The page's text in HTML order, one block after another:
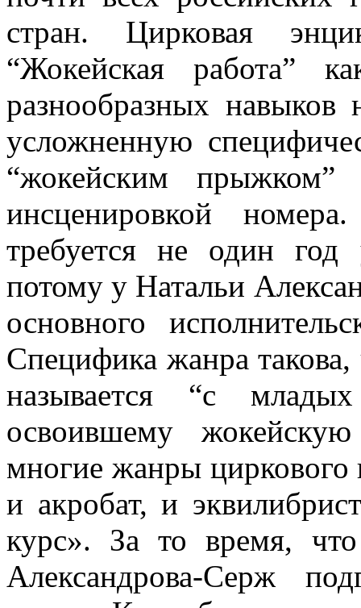
стран. Цирковая
“Жокейская работа”
разнообразных навыков
усложненную
“жокейским
инсценировкой
требуется не один
потому у Натальи
основного
Специфика жанра такова,
называется “с
освоившему
многие жанры циркового
и акробат, и
курс». За то время,
Александрова-Серж